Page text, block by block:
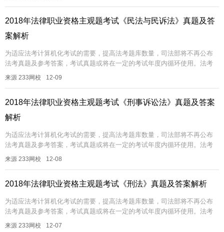
2018年法律职业资格主观题考试《民法与民诉法》真题及答
案解析
为适应法考计算机化考试的需要，提高法考题库数量，司法部将不再公布
法考真题及参考答案，考试真题或将在一定的考试年度内循环使用。法考
真题非常具有参考价值，233网校帮大家汇总了历年法考回忆版真题及答案
来源 233网校 12-09
2018年法律职业资格主观题考试《刑事诉讼法》真题及答案
解析
为适应法考计算机化考试的需要，提高法考题库数量，司法部将不再公布
法考真题及参考答案，考试真题或将在一定的考试年度内循环使用。法考
真题非常具有参考价值，233网校帮大家汇总了历年法考回忆版真题及答案
来源 233网校 12-08
2018年法律职业资格主观题考试《刑法》真题及答案解析
为适应法考计算机化考试的需要，提高法考题库数量，司法部将不再公布
法考真题及参考答案，考试真题或将在一定的考试年度内循环使用。法考
真题非常具有参考价值，233网校帮大家汇总了历年法考回忆版真题及答案
来源 233网校 12-07